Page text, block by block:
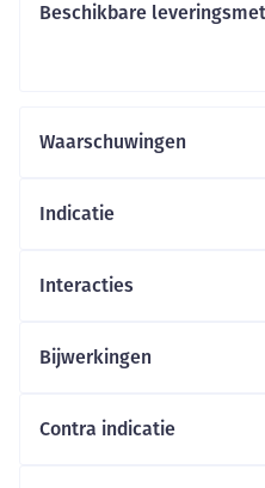
Beschikbare
Waarschuwingen
Indicatie
Interacties
Bijwerkingen
Contra indicatie